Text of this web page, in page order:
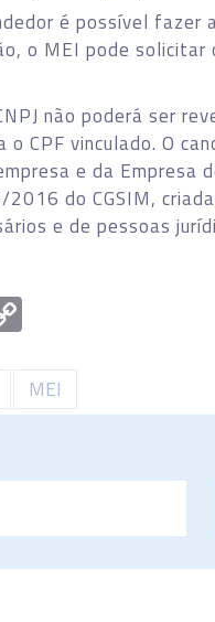
é possível fazer
o MEI pode
não poderá ser
CPF vinculado. O
e da Empresa
2016 do CGSIM,
e de pessoas
MEI